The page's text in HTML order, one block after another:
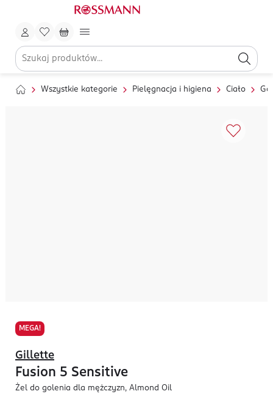
Wszystkie kategorie Pielęgnacja i higiena Ciało
MEGA!
Gillette
Fusion 5 Sensitive
Żel do golenia dla mężczyzn, Almond Oil